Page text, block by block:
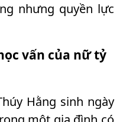
nhưng quyền lực
vấn của nữ tỷ
Hằng sinh ngày